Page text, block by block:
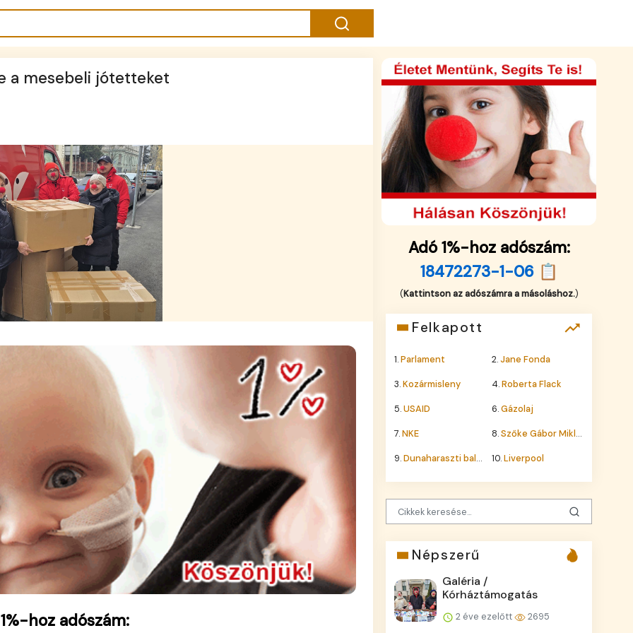
a mesebeli jótetteket
hoz adószám:
Adó 1%-hoz adószám:
18472273-1-06 📋
(Kattintson az adószámra a másoláshoz.)
Felkapott
1.Parlament 2.Jane Fonda
3.Kozármisleny 4.Roberta Flack
5.USAID 6.Gázolaj
7.NKE 8.Szőke Gábor Miklós
9.Dunaharaszti baleset 10.Liverpool
Népszerű
Galéria /
Kórháztámogatás
2 éve ezelőtt 2695